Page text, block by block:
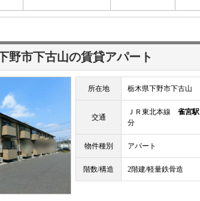
野市下古山の賃貸アパート
所在地 栃木県下野市下古山
交通
ＪＲ東北本線 雀宮駅
分
物件種別 アパート
階数/構造 2階建/軽量鉄骨造